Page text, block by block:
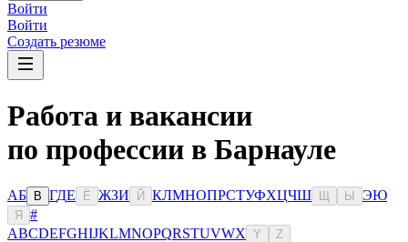
Войти
Войти
Создать резюме
Работа и вакансии
по профессии в Барнауле
АБ В ГДЕ Ё ЖЗИ Й КЛМНОПРСТУФХЦЧШ Ы ЭЮ
Я
#
ABCDEFGHIJKLMNOPQRSTUVWX Y Z